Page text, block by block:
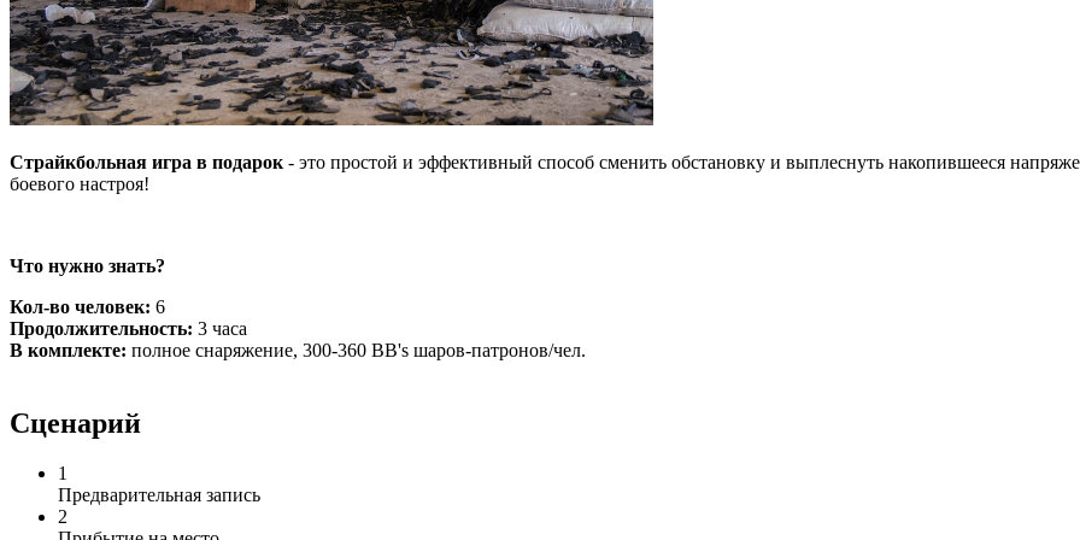
Страйкбольная игра в подарок - это простой и эффективный способ сменить обстановку и выплеснуть накопившееся
боевого настроя!
Что нужно знать?
Кол-во человек: 6
Продолжительность: 3 часа
В комплекте: полное снаряжение, 300-360 BB's шаров-патронов/чел.
Сценарий
1
Предварительная запись
2